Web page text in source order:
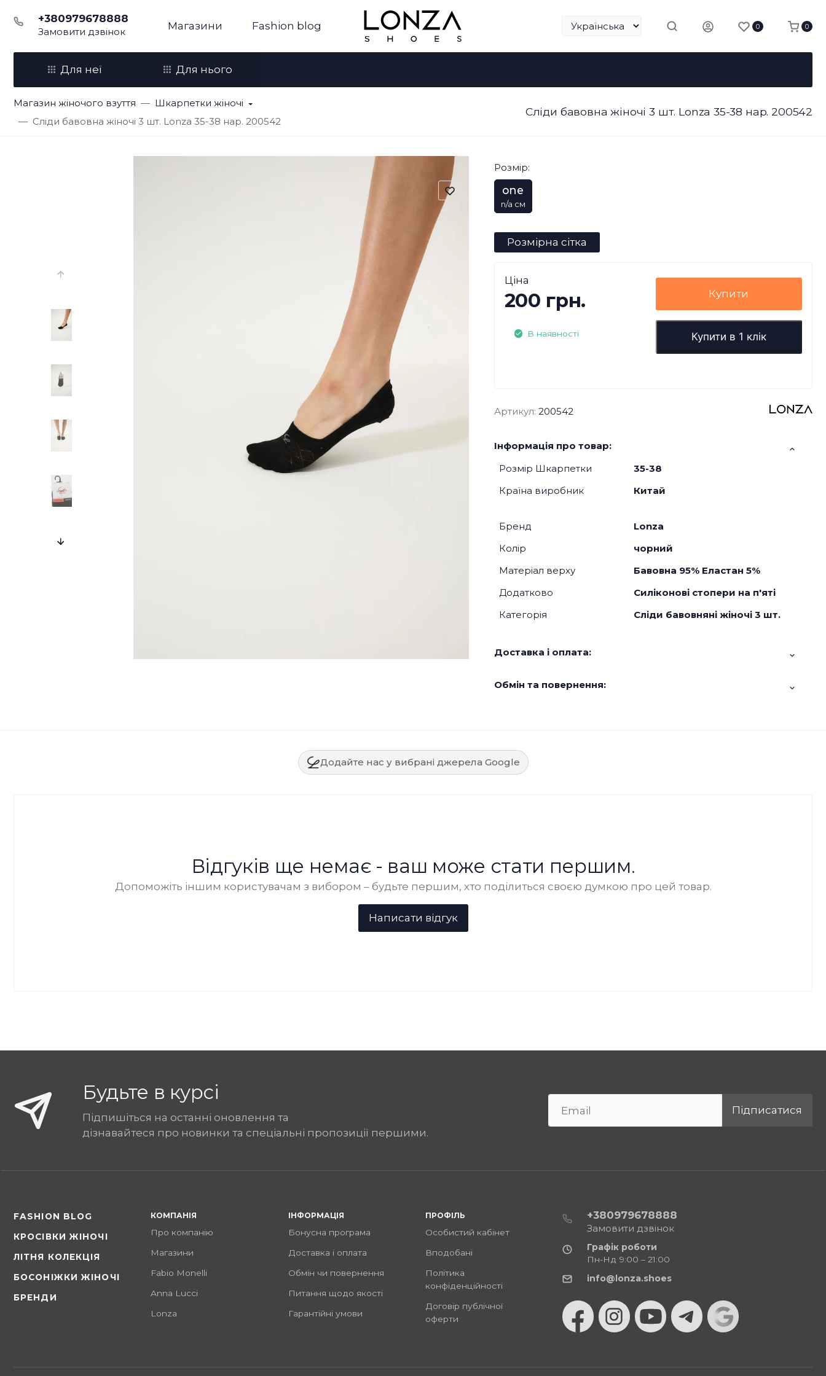
+380979678888
Замовити дзвінок Магазини Fashion blog 0 0
Для неї Для нього
Магазин жіночого взуття
Шкарпетки жіночі
Сліди бавовна жіночі 3 шт. Lonza 35-38 нар. 200542
Сліди бавовна жіночі 3 шт. Lonza 35-38 нар. 200542
Розмір:
one
n/a см
Розмірна сітка
Ціна
200 грн.
В наявності
Купити
Купити в 1 клік
Артикул: 200542
Інформація про товар:
Розмір Шкарпетки
35-38
Країна виробник
Китай
Бренд
Lonza
Колір
чорний
Матеріал верху
Бавовна 95% Еластан 5%
Додатково
Силіконові стопери на п'яті
Категорія
Сліди бавовняні жіночі 3 шт.
Доставка і оплата:
Обмін та повернення:
Додайте нас у вибрані джерела Google
Відгуків ще немає - ваш може стати першим.
Допоможіть іншим користувачам з вибором – будьте першим, хто поділиться своєю думкою про цей товар.
Будьте в курсі
Підпишіться на останні оновлення та
дізнавайтеся про новинки та спеціальні пропозиції першими.
Підписатися
FASHION BLOG
КРОСІВКИ ЖІНОЧІ
ЛІТНЯ КОЛЕКЦІЯ
БОСОНІЖКИ ЖІНОЧІ
БРЕНДИ
КОМПАНІЯ
Про компанію
Магазини
Fabio Monelli
Anna Lucci
Lonza
ІНФОРМАЦІЯ
Бонусна програма
Доставка і оплата
Обмін чи повернення
Питання щодо якості
Гарантійні умови
ПРОФІЛЬ
Особистий кабінет
Вподобані
Політика
конфіденційності
Договір публічної
оферти
+380979678888
Замовити дзвінок
Графік роботи
Пн-Нд 9:00 – 21:00
info@lonza.shoes